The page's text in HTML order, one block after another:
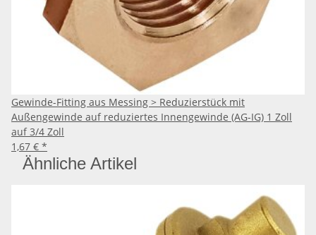
Gewinde-Fitting aus Messing > Reduzierstück mit
Außengewinde auf reduziertes Innengewinde (AG-IG) 1 Zoll
auf 3/4 Zoll
1,67 € *
Ähnliche Artikel